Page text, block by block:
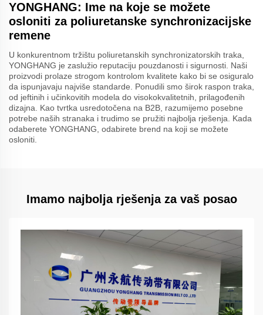
YONGHANG: Ime na koje se možete
osloniti za poliuretanske synchronizacijske
remene
U konkurentnom tržištu poliuretanskih synchronizatorskih traka,
YONGHANG je zaslužio reputaciju pouzdanosti i sigurnosti. Naši
proizvodi prolaze strogom kontrolom kvalitete kako bi se osiguralo
da ispunjavaju najviše standarde. Ponudili smo širok raspon traka,
od jeftinih i učinkovitih modela do visokokvalitetnih, prilagođenih
dizajna. Kao tvrtka usredotočena na B2B, razumijemo posebne
potrebe naših stranaka i trudimo se pružiti najbolja rješenja. Kada
odaberete YONGHANG, odabirete brend na koji se možete
osloniti.
Imamo najbolja rješenja za vaš posao